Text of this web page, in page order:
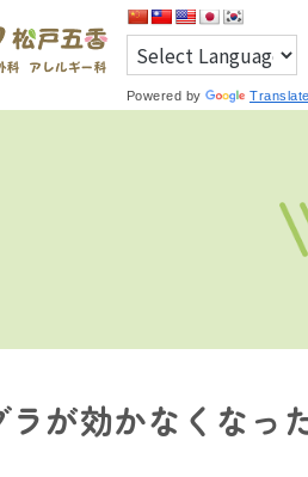
Powered by Translate
ラが効かなくなっ